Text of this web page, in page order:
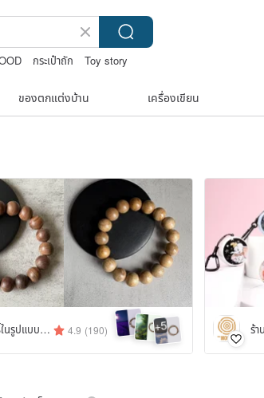
กระเป๋าถัก
Toy story
ของตกแต่งบ้าน เครื่องเขียน
kwood｜ไม้กฤษณาซ่างจิ่ง｜บริสุทธิ์ในรูปแบบดั้งเดิม 4.9 (190) +5 ร้